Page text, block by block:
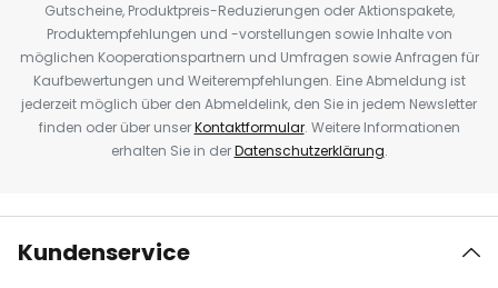
Gutscheine, Produktpreis-Reduzierungen oder Aktionspakete,
Produktempfehlungen und -vorstellungen sowie Inhalte von
möglichen Kooperationspartnern und Umfragen sowie Anfragen für
Kaufbewertungen und Weiterempfehlungen. Eine Abmeldung ist
jederzeit möglich über den Abmeldelink, den Sie in jedem Newsletter
finden oder über unserKontaktformular. Weitere Informationen
erhalten Sie in derDatenschutzerklärung.
Kundenservice